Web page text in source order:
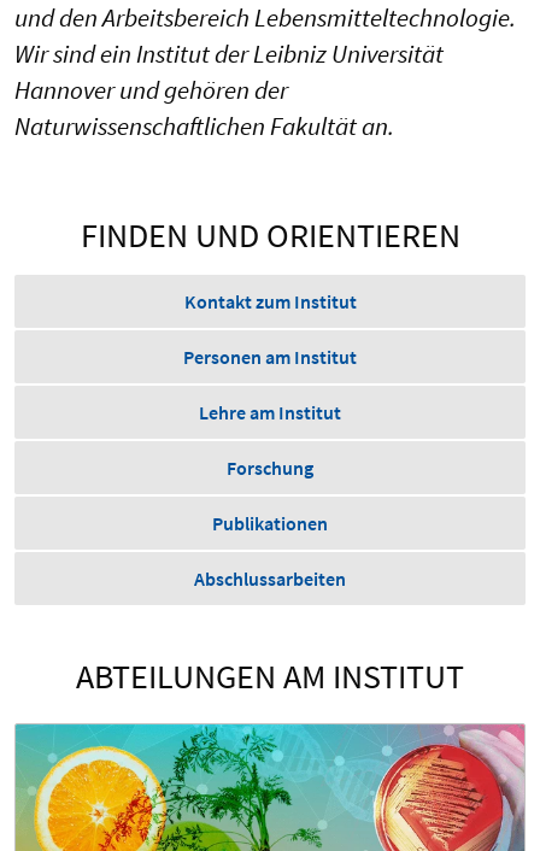
und den Arbeitsbereich Lebensmitteltechnologie.
Wir sind ein Institut der Leibniz Universität
Hannover und gehören der
Naturwissenschaftlichen Fakultät an.
FINDEN UND ORIENTIEREN
Kontakt zum Institut
Personen am Institut
Lehre am Institut
Forschung
Publikationen
Abschlussarbeiten
ABTEILUNGEN AM INSTITUT